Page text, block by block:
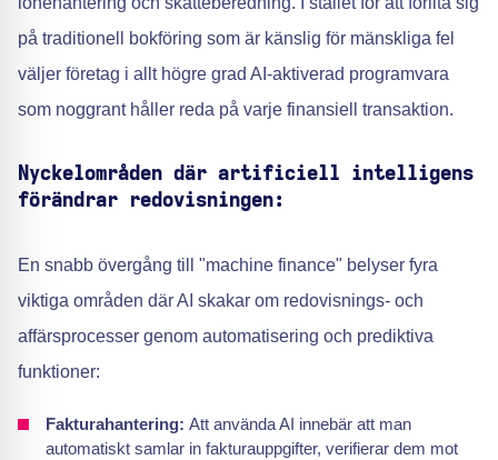
på traditionell bokföring som är känslig för mänskliga fel
väljer företag i allt högre grad AI-aktiverad programvara
som noggrant håller reda på varje finansiell transaktion.
Nyckelområden där artificiell intelligens
förändrar redovisningen:
En snabb övergång till "machine finance" belyser fyra
viktiga områden där AI skakar om redovisnings- och
affärsprocesser genom automatisering och prediktiva
funktioner:
Fakturahantering: Att använda AI innebär att man
automatiskt samlar in fakturauppgifter, verifierar dem mot